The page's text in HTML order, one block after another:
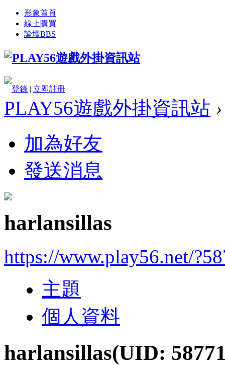
形象首頁
線上購買
論壇BBS
登錄 | 立即註冊
PLAY56遊戲外掛資訊站 ›
加為好友
發送消息
harlansillas
https://www.play56.net/
主題
個人資料
harlansillas(UID: